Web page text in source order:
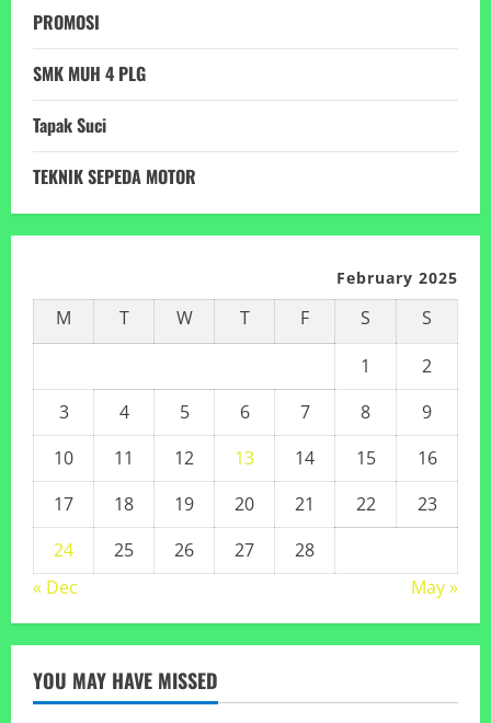
PROMOSI
SMK MUH 4 PLG
Tapak Suci
TEKNIK SEPEDA MOTOR
February 2025
M T W T F S
S
1
2
3
4 5 6 7 8
9
10
11 12 13 14 15
16
17
18 19 20 21 22
23
24
25 26 27
28
« Dec
May »
YOU MAY HAVE MISSED